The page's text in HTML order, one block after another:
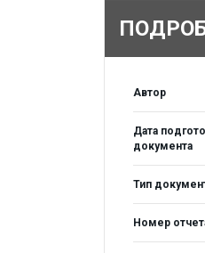
Автор
Дата
документа
Тип
Номер